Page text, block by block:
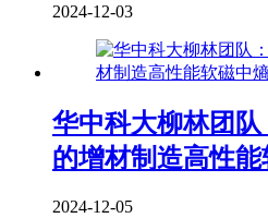
2024-12-03
华中科大柳林团
的增材制造高性
2024-12-05